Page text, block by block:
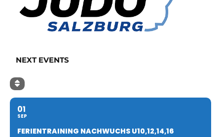
NEXT EVENTS
01
SEP
FERIENTRAINING NACHWUCHS U10,12,14,16